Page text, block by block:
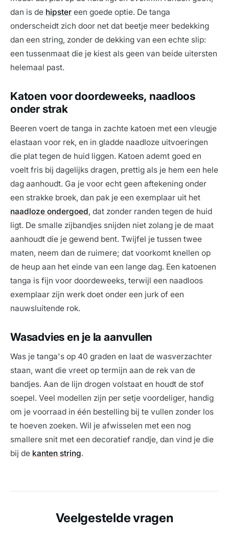
dan is de hipster een goede optie. De tanga
onderscheidt zich door net dat beetje meer bedekking
dan een string, zonder de dekking van een echte slip:
een tussenmaat die je kiest als geen van beide uitersten
helemaal past.
Katoen voor doordeweeks, naadloos
onder strak
Beeren voert de tanga in zachte katoen met een vleugje
elastaan voor rek, en in gladde naadloze uitvoeringen
die plat tegen de huid liggen. Katoen ademt goed en
voelt fris bij dagelijks dragen, prettig als je hem een hele
dag aanhoudt. Ga je voor echt geen aftekening onder
een strakke broek, dan pak je een exemplaar uit het
naadloze ondergoed, dat zonder randen tegen de huid
ligt. De smalle zijbandjes snijden niet zolang je de maat
aanhoudt die je gewend bent. Twijfel je tussen twee
maten, neem dan de ruimere; dat voorkomt knellen op
de heup aan het einde van een lange dag. Een katoenen
tanga is fijn voor doordeweeks, terwijl een naadloos
exemplaar zijn werk doet onder een jurk of een
nauwsluitende rok.
Wasadvies en je la aanvullen
Was je tanga's op 40 graden en laat de wasverzachter
staan, want die vreet op termijn aan de rek van de
bandjes. Aan de lijn drogen volstaat en houdt de stof
soepel. Veel modellen zijn per setje voordeliger, handig
om je voorraad in één bestelling bij te vullen zonder los
te hoeven zoeken. Wil je afwisselen met een nog
smallere snit met een decoratief randje, dan vind je die
bij de kanten string.
Veelgestelde vragen